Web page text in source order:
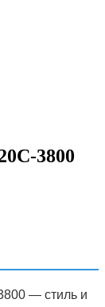
3800
— стиль и